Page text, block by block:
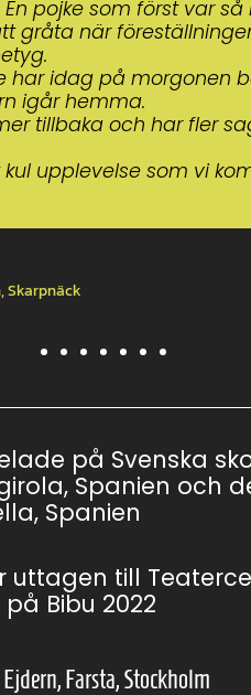
på Svenska
Spanien och
Spanien
uttagen till
Bibu 2022
Farsta, Stockholm